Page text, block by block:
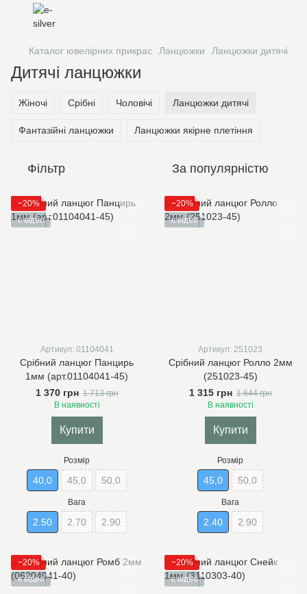
Каталог ювелірних прикрас Ланцюжки Ланцюжки дитячі
Дитячі ланцюжки
Жіночі Срібні Чоловічі Ланцюжки дитячі
Фантазійні ланцюжки Ланцюжки якірне плетіння
Фільтр За популярністю
−20%
є відео
Артикул: 01104041
Срібний ланцюг Панцирь
1мм (арт.01104041-45)
1 370 грн 1 713 грн
В наявності
Купити
Розмір
40,0 45,0 50,0
Вага
2.50 2.70 2.90
−20%
є відео
Артикул: 251023
Срібний ланцюг Ролло 2мм
(251023-45)
1 315 грн 1 644 грн
В наявності
Купити
Розмір
45,0 50,0
Вага
2.40 2.90
−20%
є відео
−20%
є відео